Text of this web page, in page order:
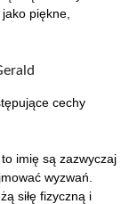
piękne,
cechy
imię są zazwyczaj
wyzwań.
siłę fizyczną i